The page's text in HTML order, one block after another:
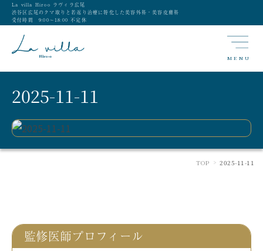
La villa Hiroo ラヴィラ広尾
渋谷区広尾のクマ取りと若返り治療に特化した美容外科・美容皮膚科
受付時間 9:00〜18:00 不定休
MENU
2025-11-11
TOP > 2025-11-11
監修医師プロフィール